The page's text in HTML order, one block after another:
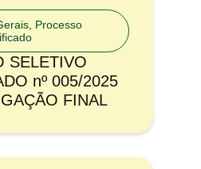
Processo
SELETIVO
nº 005/2025
FINAL